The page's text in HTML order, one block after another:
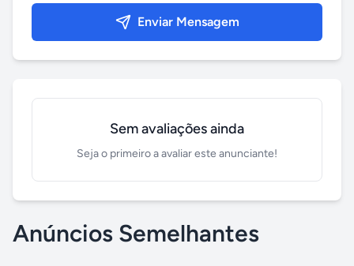
Enviar Mensagem
Sem avaliações ainda
Seja o primeiro a avaliar este anunciante!
Anúncios Semelhantes